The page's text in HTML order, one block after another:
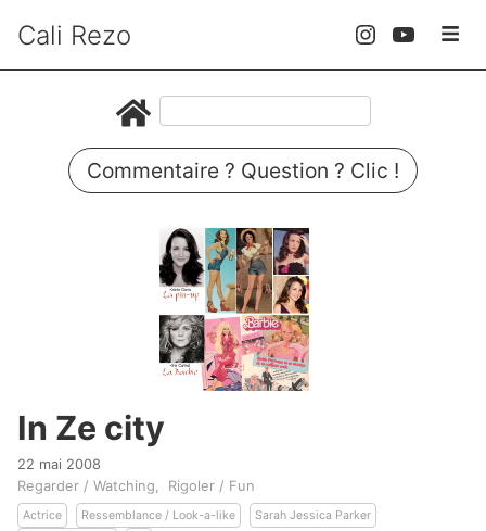
Cali Rezo
Commentaire ? Question ? Clic !
In Ze city
22 mai 2008
Regarder / Watching Rigoler / Fun
Actrice Ressemblance / Look-a-like
Sarah Jessica Parker